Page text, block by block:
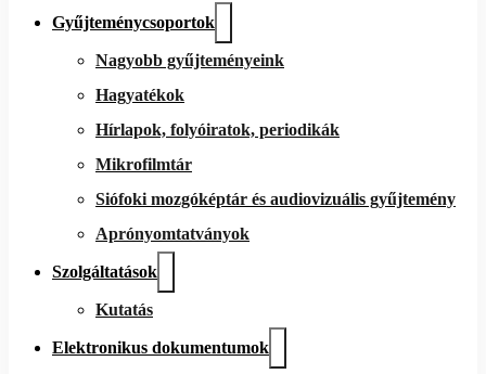
Gyűjteménycsoportok
Nagyobb gyűjteményeink
Hagyatékok
Hírlapok, folyóiratok, periodikák
Mikrofilmtár
Siófoki mozgóképtár és audiovizuális gyűjtemény
Aprónyomtatványok
Szolgáltatások
Kutatás
Elektronikus dokumentumok